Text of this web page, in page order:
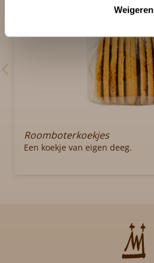
Weigeren
Roomboterkoekjes
Een koekje van eigen deeg.